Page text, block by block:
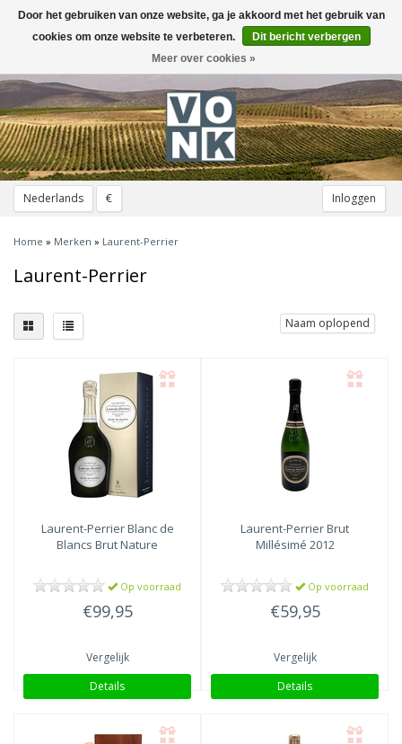
Nederlands € Inloggen
Toggle
navigation
Home » Merken » Laurent-Perrier
Laurent-Perrier
Naam oplopend
Laurent-PerrierBlanc de
Blancs Brut Nature
Op voorraad
€99,95
Vergelijk
Details
Laurent-PerrierBrut
Millésimé 2012
Op voorraad
€59,95
Vergelijk
Details
Door het gebruiken van onze website, ga je akkoord met het gebruik van
cookies om onze website te verbeteren.
Dit bericht verbergen
Meer over cookies »